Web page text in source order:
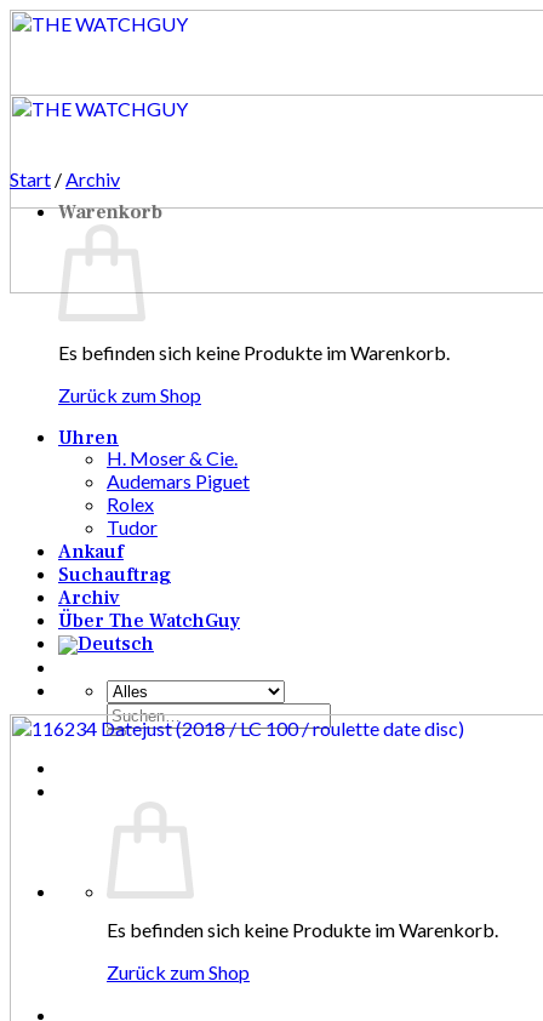
Zum
Warenkorb
Es befinden sich keine Produkte im Warenkorb.
Zurück zum Shop
Uhren
H. Moser & Cie.
Audemars Piguet
Rolex
Tudor
Ankauf
Suchauftrag
Archiv
Über The WatchGuy
Suchen
nach:
Es befinden sich keine Produkte im Warenkorb.
Zurück zum Shop
Start /Archiv